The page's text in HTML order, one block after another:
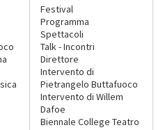
Festival
Programma
Spettacoli
Talk - Incontri
Direttore
Intervento di
Pietrangelo Buttafuoco
Intervento di Willem
Dafoe
Biennale College Teatro